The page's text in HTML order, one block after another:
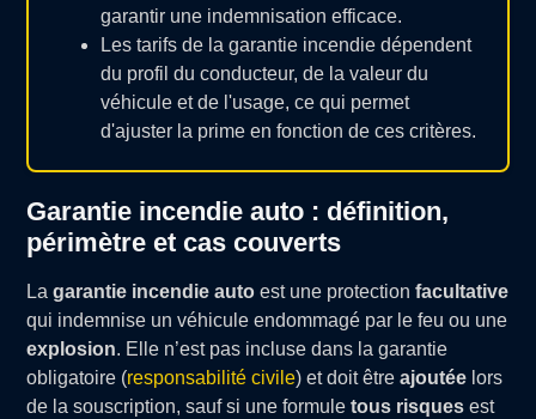
garantir une indemnisation efficace.
Les tarifs de la garantie incendie dépendent
du profil du conducteur, de la valeur du
véhicule et de l'usage, ce qui permet
d'ajuster la prime en fonction de ces critères.
Garantie incendie auto : définition,
périmètre et cas couverts
Lagarantie incendie auto est une protectionfacultative
qui indemnise un véhicule endommagé par le feu ou une
explosion. Elle n’est pas incluse dans la garantie
obligatoire (responsabilité civile) et doit êtreajoutée lors
de la souscription, sauf si une formuletous risques est